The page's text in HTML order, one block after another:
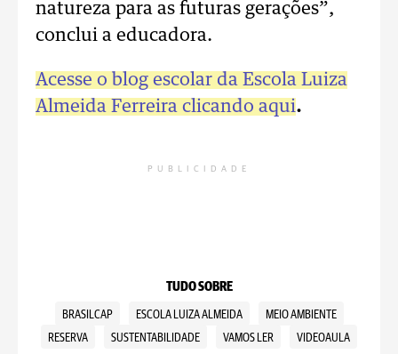
natureza para as futuras gerações”,
conclui a educadora.
Acesse o blog escolar da Escola Luiza
Almeida Ferreira clicando aqui.
PUBLICIDADE
TUDO SOBRE
BRASILCAP ESCOLA LUIZA ALMEIDA
MEIO AMBIENTE
RESERVA
SUSTENTABILIDADE VAMOS LER VIDEOAULA